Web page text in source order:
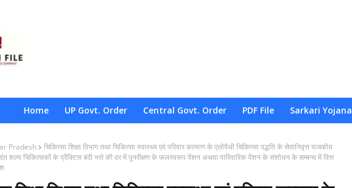
Home UP Govt. Order Central Govt. Order PDF File Sarkari Yojana
Pradesh
चिकित्सा शिक्षा विभाग तथा चिकित्सा स्वास्थ्य एवं परिवार कल्याण के एलोपैथी चिकित्सा पद्धति के सेवानिवृत्त राजकीय
शल्य चिकित्सकों के प्रैक्टिस बंदी भत्ते की दर में पुनरीक्षण के फलस्वरूप पेंशन अथवा पारिवारिक पेंशन के संशोधन के सम्बन्ध में वित्त